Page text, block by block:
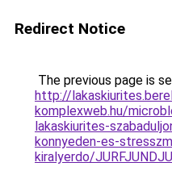
Redirect Notice
The previous page is
http://
komplexweb.hu/
lakaskiurites-
konnyeden-es-
kiralyerdo/